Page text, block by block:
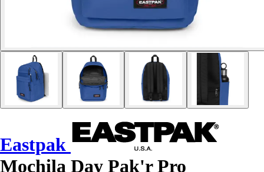
Eastpak
Mochila Day Pak'r Pro